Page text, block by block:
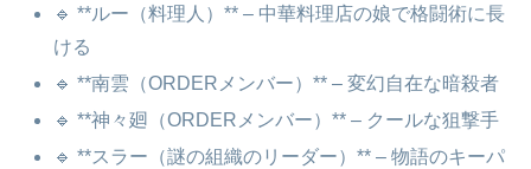
🔹 **ルー（料理人）** – 中華料理店の娘で格闘術に長
ける
🔹 **南雲（ORDERメンバー）** – 変幻自在な暗殺者
🔹 **神々廻（ORDERメンバー）** – クールな狙撃手
🔹 **スラー（謎の組織のリーダー）** – 物語のキーパ